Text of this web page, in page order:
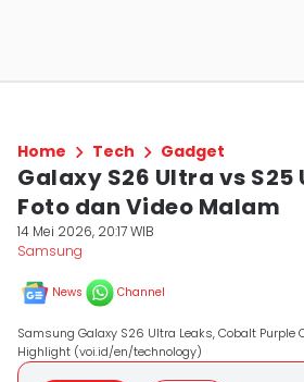
Home Tech Gadget
Galaxy S26 Ultra vs
Foto dan Video Malam
14 Mei 2026, 20:17 WIB
Samsung
News Channel
Samsung Galaxy S26 Ultra Leaks, Cobalt Purple
Highlight (voi.id/en/technology)